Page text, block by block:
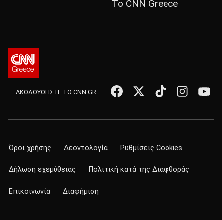
Το CNN Greece
ΑΚΟΛΟΥΘΗΣΤΕ ΤΟ CNN.GR
Όροι χρήσης Δεοντολογία Ρυθμίσεις Cookies
Δήλωση εχεμύθειας Πολιτική κατά της Διαφθοράς
Επικοινωνία Διαφήμιση